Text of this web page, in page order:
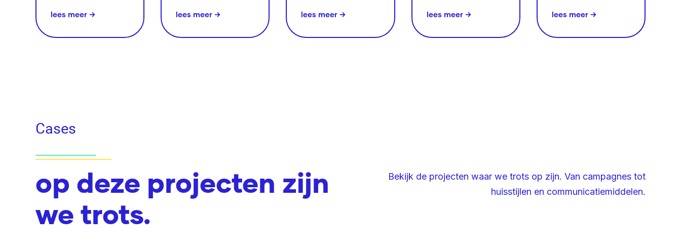
lees meer → lees meer → lees meer → lees meer → lees meer →
Cases
op deze projecten zijn
we trots.
Bekijk de projecten waar we trots op zijn. Van campagnes tot
huisstijlen en communicatiemiddelen.